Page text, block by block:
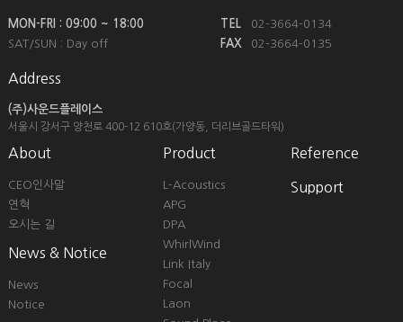
MON-FRI : 09:00 ~ 18:00
SAT/SUN : Day off
TEL
02-3664-0134
FAX
02-3664-0135
Address
(주)사운드플레이스
서울시 강서구 양천로 400-12 610호(가양동, 더리브골드타워)
About
CEO인사말
연혁
오시는 길
News & Notice
News
Notice
Product
L-Acoustics
APG
DPA
WhirlWind
Link Italy
Focal
Laon
Reference
Support